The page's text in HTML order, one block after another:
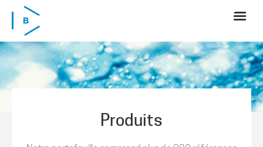
Skip to main content
Produits